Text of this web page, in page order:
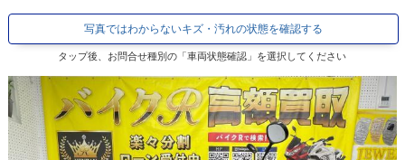
写真ではわからないキズ・汚れの状態を確認する
タップ後、お問合せ種別の「車両状態確認」を選択してください